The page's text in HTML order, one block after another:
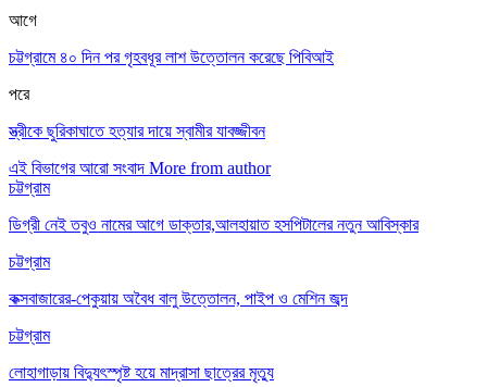
আগে
চট্টগ্রামে ৪০ দিন পর গৃহবধূর লাশ উত্তোলন করেছে পিবিআই
পরে
স্ত্রীকে ছুরিকাঘাতে হত্যার দায়ে স্বামীর যাবজ্জীবন
এই বিভাগের আরো সংবাদ More from author
চট্টগ্রাম
ডিগ্রী নেই তবুও নামের আগে ডাক্তার,আলহায়াত হসপিটালের নতুন আবিস্কার
চট্টগ্রাম
কক্সবাজারের-পেকুয়ায় অবৈধ বালু উত্তোলন, পাইপ ও মেশিন জব্দ
চট্টগ্রাম
লোহাগাড়ায় বিদ্যুৎস্পৃষ্ট হয়ে মাদ্রাসা ছাত্রের মৃত্যু